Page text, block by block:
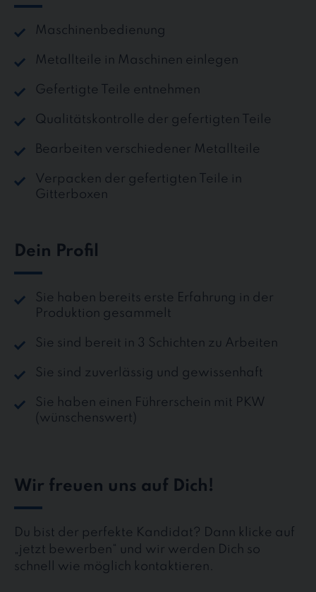
Maschinenbedienung
Metallteile in Maschinen einlegen
Gefertigte Teile entnehmen
Qualitätskontrolle der gefertigten Teile
Bearbeiten verschiedener Metallteile
Verpacken der gefertigten Teile in
Gitterboxen
Dein Profil
Sie haben bereits erste Erfahrung in der
Produktion gesammelt
Sie sind bereit in 3 Schichten zu Arbeiten
Sie sind zuverlässig und gewissenhaft
Sie haben einen Führerschein mit PKW
(wünschenswert)
Wir freuen uns auf Dich!
Du bist der perfekte Kandidat? Dann klicke auf
„jetzt bewerben“ und wir werden Dich so
schnell wie möglich kontaktieren.